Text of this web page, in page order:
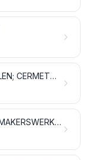
ANDERE ONEDELE METALEN; CERMETS; WERKEN VAN DEZE STOFFEN
GEREEDSCHAP; MESSENMAKERSWERK, LEPELS EN VORKEN, VAN ONEDEL METAAL; DELEN VAN DEZE ARTIKELEN VAN ONEDEL METAAL